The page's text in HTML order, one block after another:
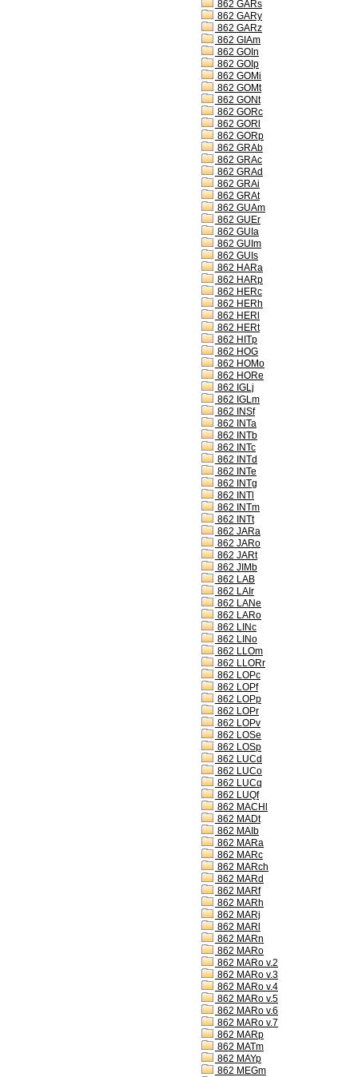
862 GARs
862 GARy
862 GARz
862 GIAm
862 GOIn
862 GOIp
862 GOMi
862 GOMt
862 GONt
862 GORc
862 GORl
862 GORp
862 GRAb
862 GRAc
862 GRAd
862 GRAi
862 GRAt
862 GUAm
862 GUEr
862 GUIa
862 GUIm
862 GUIs
862 HARa
862 HARp
862 HERc
862 HERh
862 HERl
862 HERt
862 HITp
862 HOG
862 HOMo
862 HORe
862 IGLj
862 IGLm
862 INSf
862 INTa
862 INTb
862 INTc
862 INTd
862 INTe
862 INTg
862 INTl
862 INTm
862 INTt
862 JARa
862 JARo
862 JARt
862 JIMb
862 LAB
862 LAIr
862 LANe
862 LARo
862 LINc
862 LINo
862 LLOm
862 LLORr
862 LOPc
862 LOPf
862 LOPp
862 LOPr
862 LOPv
862 LOSe
862 LOSp
862 LUCd
862 LUCo
862 LUCq
862 LUQf
862 MACHl
862 MADt
862 MAIb
862 MARa
862 MARc
862 MARch
862 MARd
862 MARf
862 MARh
862 MARj
862 MARl
862 MARn
862 MARo
862 MARo v.2
862 MARo v.3
862 MARo v.4
862 MARo v.5
862 MARo v.6
862 MARo v.7
862 MARp
862 MATm
862 MAYp
862 MEGm